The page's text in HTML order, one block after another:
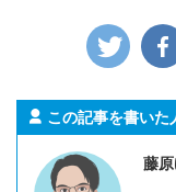
この記事を書いた
藤